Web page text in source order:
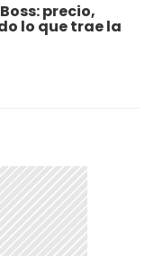
precio,
lo que trae la